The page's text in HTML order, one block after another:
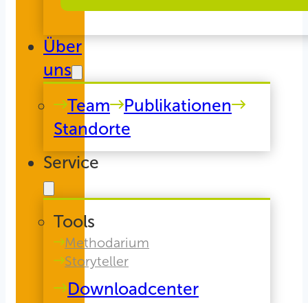
Über
uns
Team
Publikationen
Standorte
Service
Tools
Methodarium
Storyteller
Downloadcenter